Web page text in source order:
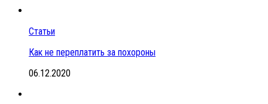
Статьи
Как не переплатить за похороны
06.12.2020